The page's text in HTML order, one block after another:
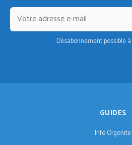
Désabonnement possible
GUIDES
Info Orgonite